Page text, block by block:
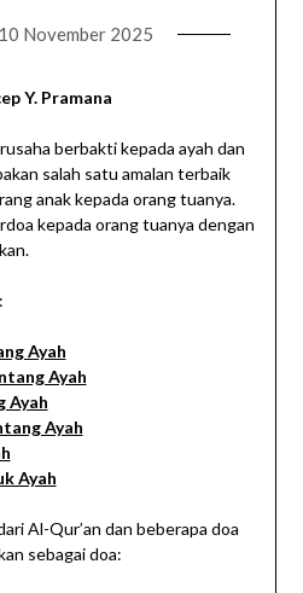
10 November 2025
Y. Pramana
berbakti kepada ayah dan
salah satu amalan terbaik
anak kepada orang tuanya.
kepada orang tuanya dengan
Ayah
Ayah
Ayah
Ayah
Ayah
Al-Qur’an dan beberapa doa
sebagai doa: